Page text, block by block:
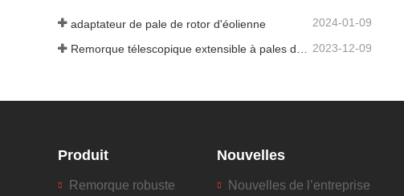
adaptateur de pale de rotor d'éolienne 2024-01-09
2023-12-09
Produit
Remorque robuste
Nouvelles
Nouvelles de l’entreprise